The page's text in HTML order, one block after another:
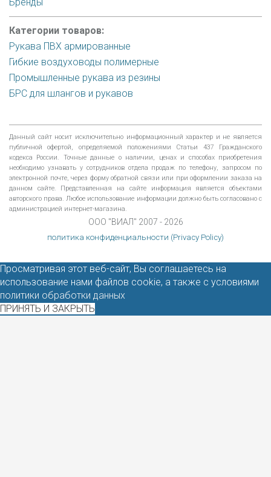
Категории товаров:
Рукава ПВХ армированные
Гибкие воздуховоды полимерные
Промышленные рукава из резины
БРС для шлангов и рукавов
Данный сайт носит исключительно информационный характер и не является
публичной офертой, определяемой положениями Статьи 437 Гражданского
кодекса России. Точные данные о наличии, ценах и способах приобретения
необходимо узнавать у сотрудников отдела продаж по телефону, запросом по
электронной почте, через форму обратной связи или при оформлении заказа на
данном сайте. Представленная на сайте информация является объектами
авторского права. Любое использование информации должно быть согласовано с
администрацией интернет-магазина.
ООО "ВИАЛ" 2007 - 2026
политика конфиденциальности (Privacy Policy)
Просматривая этот веб-сайт, Вы соглашаетесь на
использование нами файлов cookie, а также с условиями
политики обработки данных
ПРИНЯТЬ И ЗАКРЫТЬ